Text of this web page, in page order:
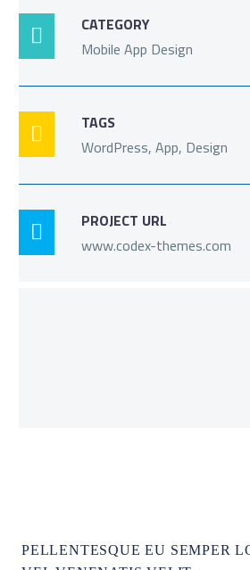

CATEGORY
Mobile App Design

TAGS
WordPress, App, Design

PROJECT URL
www.codex-themes.com
PELLENTESQUE EU SEMPER